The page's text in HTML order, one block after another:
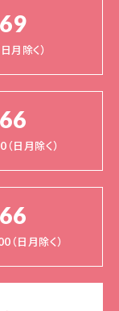
月除く）
日月除く）
日月除く）